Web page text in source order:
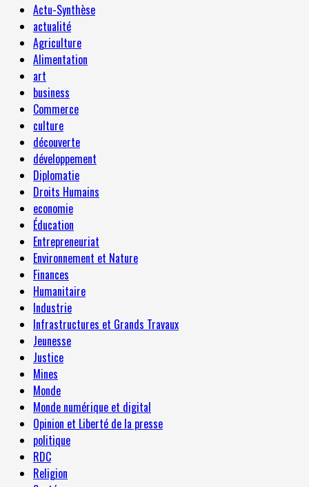
Actu-Synthèse
actualité
Agriculture
Alimentation
art
business
Commerce
culture
découverte
développement
Diplomatie
Droits Humains
economie
Éducation
Entrepreneuriat
Environnement et Nature
Finances
Humanitaire
Industrie
Infrastructures et Grands Travaux
Jeunesse
Justice
Mines
Monde
Monde numérique et digital
Opinion et Liberté de la presse
politique
RDC
Religion